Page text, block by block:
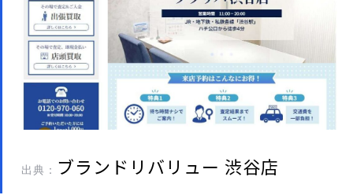
出典： ブランドリバリュー 渋谷店